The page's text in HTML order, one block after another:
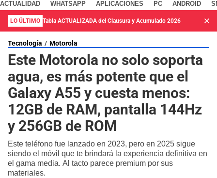
ACTUALIDAD WHATSAPP APLICACIONES PC ANDROID
LO ÚLTIMO Tabla ACTUALIZADA del Clausura y Acumulado 2026
Tecnología Motorola
Este Motorola no solo soporta
agua, es más potente que el
Galaxy A55 y cuesta menos:
12GB de RAM, pantalla 144Hz
y 256GB de ROM
Este teléfono fue lanzado en 2023, pero en 2025 sigue
siendo el móvil que te brindará la experiencia definitiva en
el gama media. Al tacto parece premium por sus
materiales.